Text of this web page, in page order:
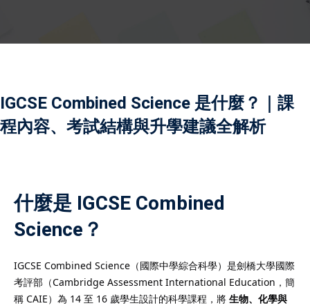
Parents
updates.
home tutoring
services offer
on-one instruction
experienced tutors.
IGCSE Combined Science 是什麼？｜課
程內容、考試結構與升學建議全解析
什麼是 IGCSE Combined
Science？
IGCSE Combined Science（國際中學綜合科學）是劍橋大學國際
考評部（Cambridge Assessment International Education，簡
稱 CAIE）為 14 至 16 歲學生設計的科學課程，將 生物、化學與